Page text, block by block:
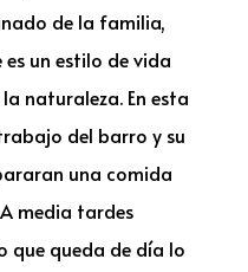
de la familia,
un estilo de vida
naturaleza. En esta
del barro y su
una comida
media tardes
que queda de día lo